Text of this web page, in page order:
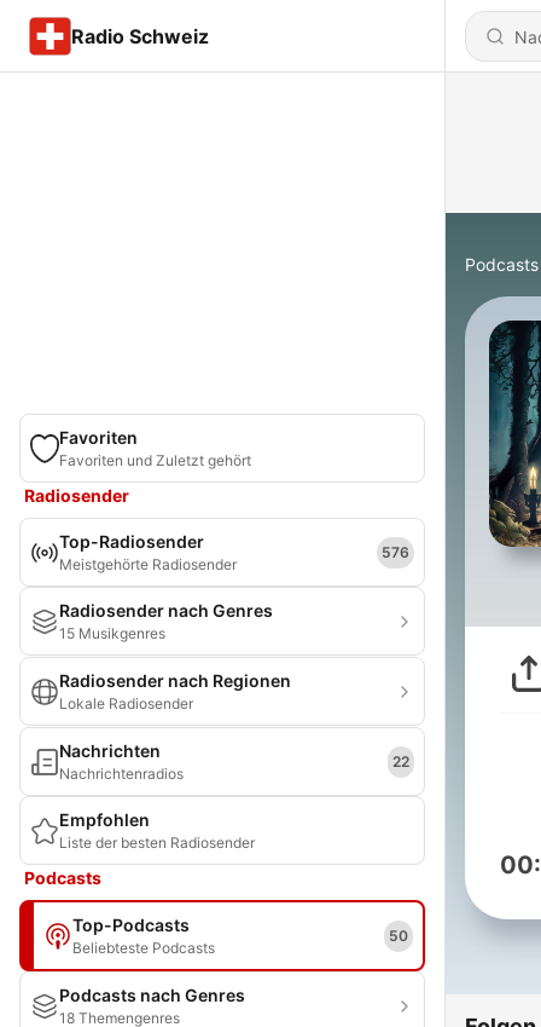
Radio Schweiz
Favoriten
Favoriten und Zuletzt gehört
Radiosender
Top-Radiosender
Meistgehörte Radiosender
576
Radiosender nach Genres
15 Musikgenres
Radiosender nach Regionen
Lokale Radiosender
Nachrichten
Nachrichtenradios
22
Empfohlen
Liste der besten Radiosender
Podcasts
Top-Podcasts
Beliebteste Podcasts
50
Podcasts nach Genres
18 Themengenres
Podcasts